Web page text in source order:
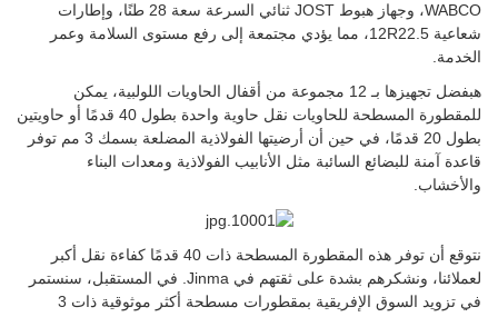
WABCO، وجهاز هبوط JOST ثنائي السرعة سعة 28 طنًا، وإطارات
شعاعية 12R22.5، مما يؤدي مجتمعة إلى رفع مستوى السلامة وعمر
الخدمة.
ه
بفضل تجهيزها بـ 12 مجموعة من أقفال الحاويات اللولبية، يمكن
للمقطورة المسطحة للحاويات نقل حاوية واحدة بطول 40 قدمًا أو حاويتين
بطول 20 قدمًا، في حين أن أرضيتها الفولاذية المضلعة بسمك 3 مم توفر
قاعدة آمنة للبضائع السائبة مثل الأنابيب الفولاذية ومعدات البناء
والأخشاب.
نتوقع أن توفر هذه المقطورة المسطحة ذات 40 قدمًا كفاءة نقل أكبر
لعملائنا، ونشكرهم بشدة على ثقتهم في Jinma. في المستقبل، سنستمر
في تزويد السوق الإفريقية بمقطورات مسطحة أكثر موثوقية ذات 3